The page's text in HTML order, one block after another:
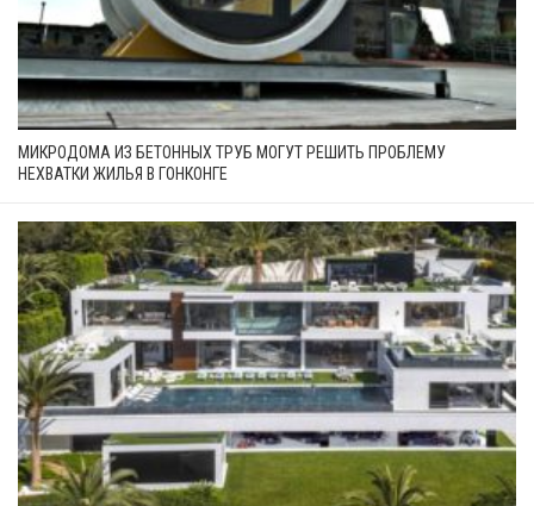
МИКРОДОМА ИЗ БЕТОННЫХ ТРУБ МОГУТ РЕШИТЬ ПРОБЛЕМУ
НЕХВАТКИ ЖИЛЬЯ В ГОНКОНГЕ